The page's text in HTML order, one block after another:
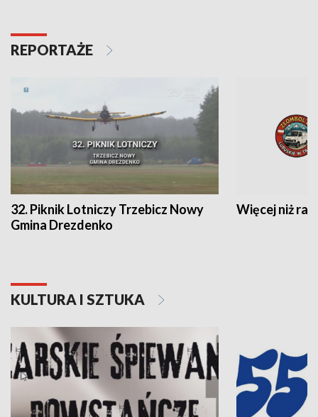
REPORTAŻE
32. Piknik Lotniczy Trzebicz Nowy
Gmina Drezdenko
Więcej niż rajd
KULTURA I SZTUKA